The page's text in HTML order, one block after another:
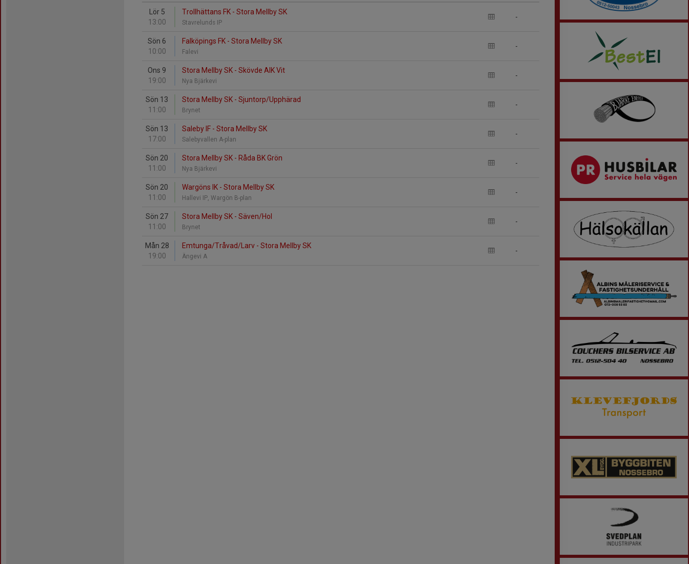
Lör 5
13:00
-
Trollhättans FK - Stora Mellby SK
Stavrelunds IP
Sön 6
10:00
-
Falköpings FK - Stora Mellby SK
Falevi
Ons 9
19:00
-
Stora Mellby SK - Skövde AIK Vit
Nya Bjärkevi
Sön 13
11:00
-
Stora Mellby SK - Sjuntorp/Upphärad
Brynet
Sön 13
17:00
-
Saleby IF - Stora Mellby SK
Salebyvallen A-plan
Sön 20
11:00
-
Stora Mellby SK - Råda BK Grön
Nya Bjärkevi
Sön 20
11:00
-
Wargöns IK - Stora Mellby SK
Hallevi IP, Wargön B-plan
Sön 27
11:00
-
Stora Mellby SK - Säven/Hol
Brynet
Mån 28
19:00
-
Emtunga/Tråvad/Larv - Stora Mellby SK
Ängevi A